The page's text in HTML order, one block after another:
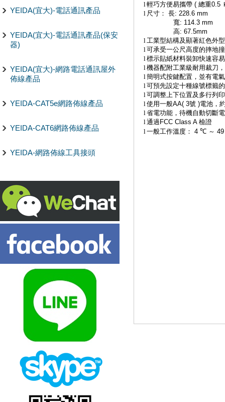
YEIDA(宜大)-電話通訊產品
YEIDA(宜大)-電話通訊產品(保安
器)
YEIDA(宜大)-網路電話通訊屋外
佈線產品
YEIDA-CAT5e網路佈線產品
YEIDA-CAT6網路佈線產品
YEIDA-網路佈線工具接頭
l輕巧方便易攜帶 ( 總重0.5
l 尺寸： 長: 228.6 mm
寬: 114.3 mm
高: 67.5mm
l工業型結構及顯著紅色外
l可承受一公尺高度的摔地
l標示貼紙材料裝卸快速容易
l機器配附工業級耐用裁刀
l簡明式按鍵配置，並有電
l可預先設定十種線號標籤
l可調整上下位置及多行列印
l使用一般AA( 3號 )電池，
l省電功能，待機自動切斷
l通過 FCC Class A 檢證
l一般工作溫度： 4 ℃ ～